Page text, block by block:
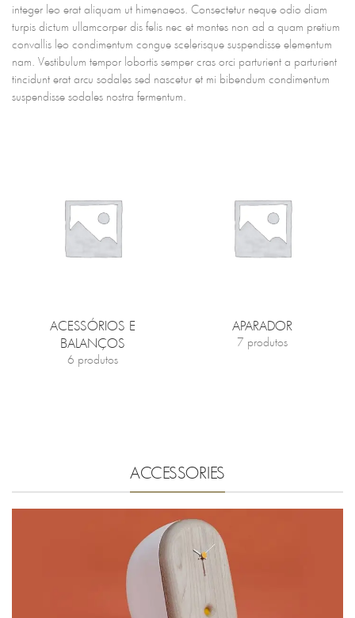
integer leo erat aliquam ut himenaeos. Consectetur neque odio diam
turpis dictum ullamcorper dis felis nec et montes non ad a quam pretium
convallis leo condimentum congue scelerisque suspendisse elementum
nam. Vestibulum tempor lobortis semper cras orci parturient a parturient
tincidunt erat arcu sodales sed nascetur et mi bibendum condimentum
suspendisse sodales nostra fermentum.
ACESSÓRIOS E
BALANÇOS
6 produtos
APARADOR
7 produtos
ACCESSORIES